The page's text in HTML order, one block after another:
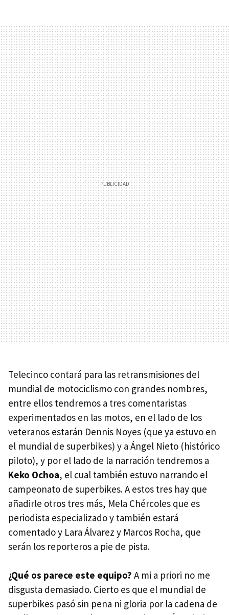
Telecinco contará para las retransmisiones del
mundial de motociclismo con grandes nombres,
entre ellos tendremos a tres comentaristas
experimentados en las motos, en el lado de los
veteranos estarán Dennis Noyes (que ya estuvo en
el mundial de superbikes) y a Ángel Nieto (histórico
piloto), y por el lado de la narración tendremos a
Keko Ochoa, el cual también estuvo narrando el
campeonato de superbikes. A estos tres hay que
añadirle otros tres más, Mela Chércoles que es
periodista especializado y también estará
comentado y Lara Álvarez y Marcos Rocha, que
serán los reporteros a pie de pista.
¿Qué os parece este equipo? A mi a priori no me
disgusta demasiado. Cierto es que el mundial de
superbikes pasó sin pena ni gloria por la cadena de